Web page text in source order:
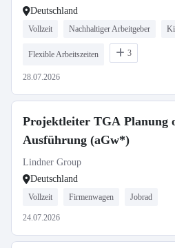
Deutschland
Vollzeit Nachhaltiger Arbeitgeber
Flexible Arbeitszeiten 3
28.07.2026
Projektleiter TGA Planung
Ausführung (aGw*)
Lindner Group
Deutschland
Vollzeit Firmenwagen Jobrad
24.07.2026